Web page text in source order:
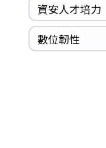
資安人才培力
巡迴研討會
CCOE資安實
介
資安人才培訓
資安系列競賽
數位韌性